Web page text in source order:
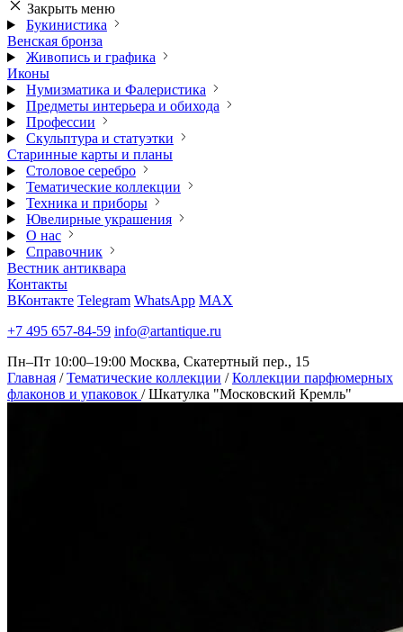
Закрыть меню
Букинистика
Венская бронза
Живопись и графика
Иконы
Нумизматика и Фалеристика
Предметы интерьера и обихода
Профессии
Скульптура и статуэтки
Старинные карты и планы
Столовое серебро
Тематические коллекции
Техника и приборы
Ювелирные украшения
О нас
Справочник
Вестник антиквара
Контакты
ВКонтакте Telegram WhatsApp MAX
+7 495 657-84-59 info@artantique.ru
Пн–Пт 10:00–19:00 Москва, Скатертный пер., 15
Главная / Тематические коллекции / Коллекции парфюмерных
флаконов и упаковок / Шкатулка "Московский Кремль"